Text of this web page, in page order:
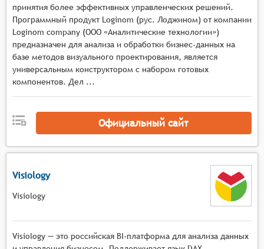
принятия более эффективных управленческих решений.
Программный продукт Loginom (рус. Лоджином) от компании
Loginom company (ООО «Аналитические технологии»)
предназначен для анализа и обработки бизнес-данных на
базе методов визуального проектирования, является
универсальным конструктором с набором готовых
компонентов. Дел ...
Официальный сайт
Visiology
Visiology
Visiology — это российская BI-платформа для анализа данных